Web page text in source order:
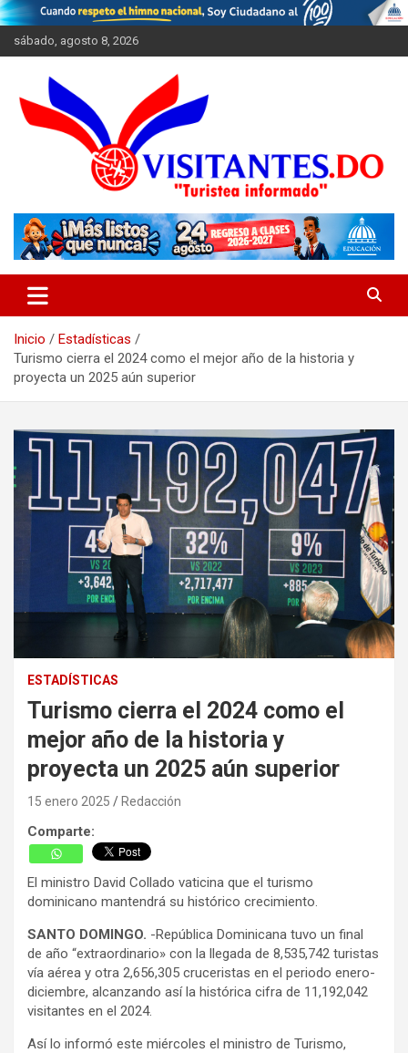
Saltar
al
contenido
sábado, agosto 8, 2026
Visitantes
Inicio
Estadísticas
Turismo cierra el 2024 como el mejor año de la historia y
proyecta un 2025 aún superior
ESTADÍSTICAS
Turismo cierra el 2024 como el
mejor año de la historia y
proyecta un 2025 aún superior
15 enero 2025 Redacción
Comparte:
El ministro David Collado vaticina que el turismo
dominicano mantendrá su histórico crecimiento.
SANTO DOMINGO. -República Dominicana tuvo un final
de año “extraordinario» con la llegada de 8,535,742 turistas
vía aérea y otra 2,656,305 cruceristas en el periodo enero-
diciembre, alcanzando así la histórica cifra de 11,192,042
visitantes en el 2024.
Así lo informó este miércoles el ministro de Turismo,